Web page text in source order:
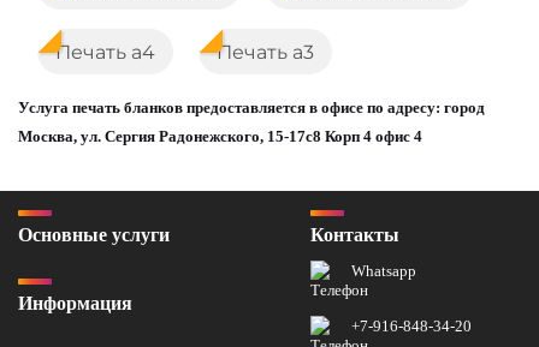
Печать а4 Печать а3
Услуга печать бланков предоставляется в офисе по адресу: город
Москва, ул. Сергия Радонежского, 15-17с8 Корп 4 офис 4
Основные услуги
Информация
Контакты
Whatsapp
+7-916-848-34-20